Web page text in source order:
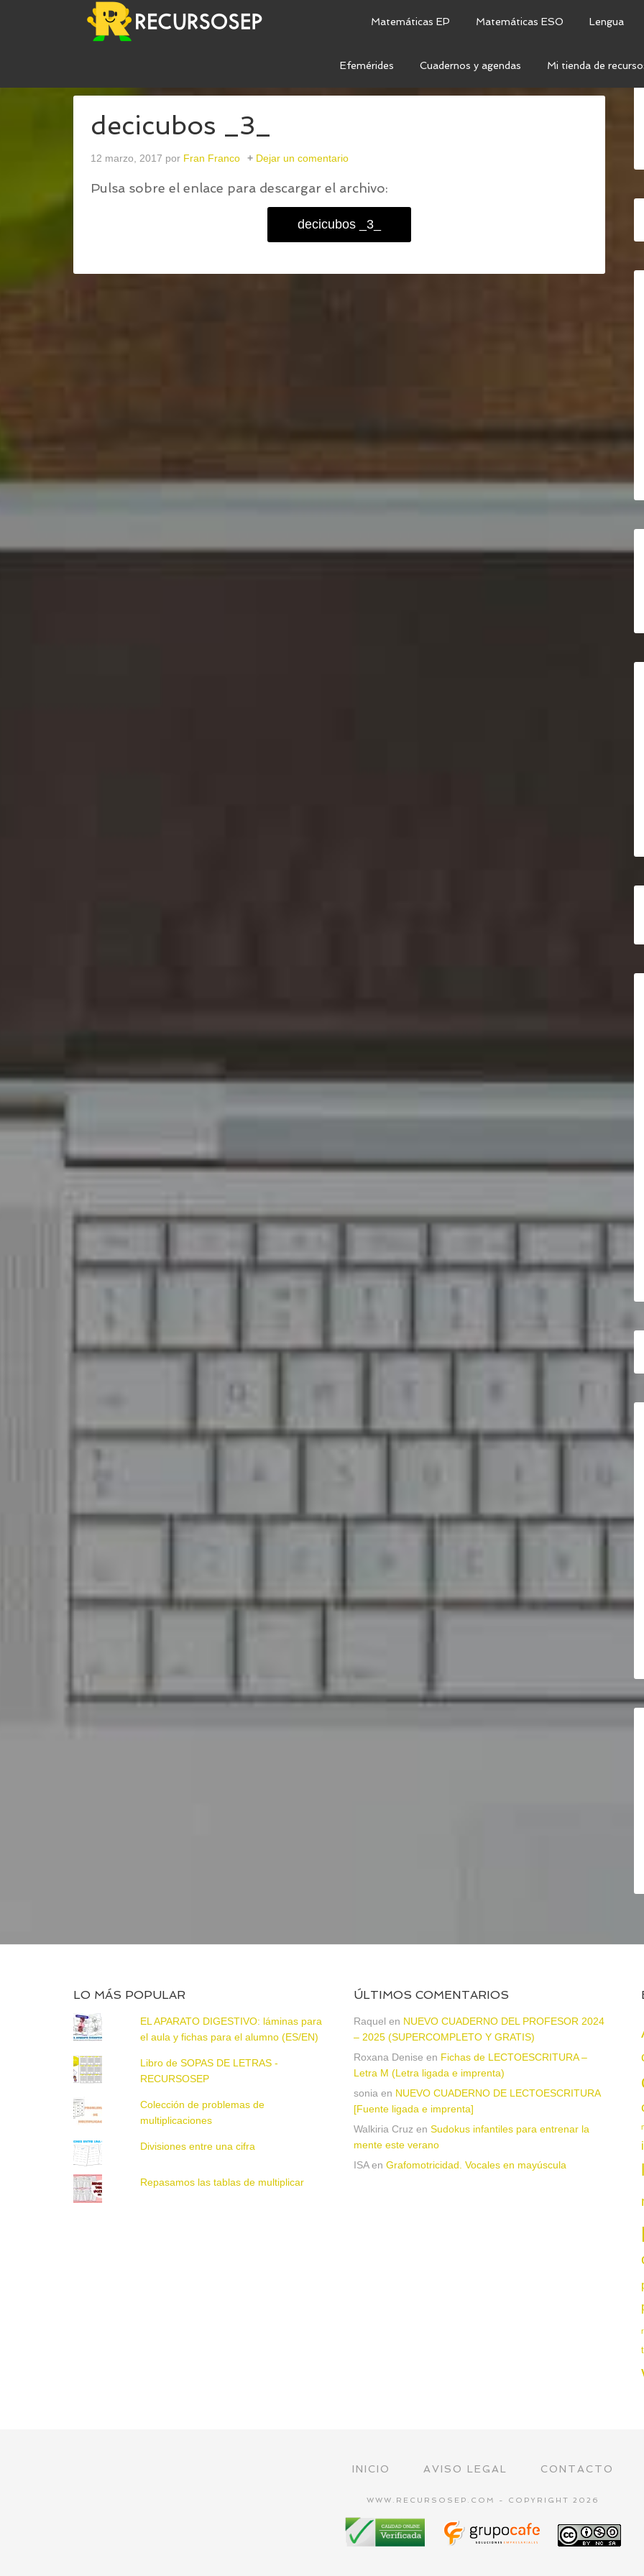
Matemáticas EP Matemáticas ESO Lengua
Efemérides Cuadernos y agendas Mi tienda de
MÉTODO ABN. DIVERSIDAD DE PATRONES: DECICUBOS
decicubos _3_
12 marzo, 2017 por Fran Franco Dejar un comentario
Pulsa sobre el enlace para descargar el archivo:
decicubos _3_
LO MÁS POPULAR
EL APARATO DIGESTIVO: láminas para
el aula y fichas para el alumno (ES/EN)
Libro de SOPAS DE LETRAS -
RECURSOSEP
Colección de problemas de
multiplicaciones
Divisiones entre una cifra
Repasamos las tablas de multiplicar
ÚLTIMOS COMENTARIOS
Raquel en NUEVO CUADERNO DEL PROFESOR 2024
– 2025 (SUPERCOMPLETO Y GRATIS)
Roxana Denise en Fichas de LECTOESCRITURA –
Letra M (Letra ligada e imprenta)
sonia en NUEVO CUADERNO DE LECTOESCRITURA
[Fuente ligada e imprenta]
Walkiria Cruz en Sudokus infantiles para entrenar la
mente este verano
ISAen Grafomotricidad. Vocales en mayúscula
INICIO AVISO LEGAL CONTACTO
WWW.RECURSOSEP.COM - COPYRIGHT 2026